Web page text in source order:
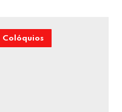
Colóquios